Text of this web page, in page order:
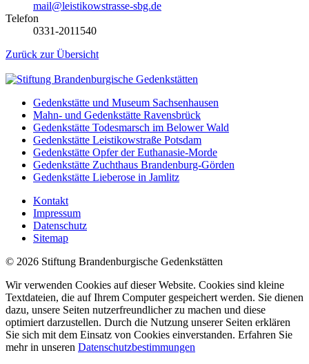
mail@leistikowstrasse-sbg.de
Telefon
0331-2011540
Zurück zur Übersicht
Gedenkstätte und Museum Sachsenhausen
Mahn- und Gedenkstätte Ravensbrück
Gedenkstätte Todesmarsch im Belower Wald
Gedenkstätte Leistikowstraße Potsdam
Gedenkstätte Opfer der Euthanasie-Morde
Gedenkstätte Zuchthaus Brandenburg-Görden
Gedenkstätte Lieberose in Jamlitz
Kontakt
Impressum
Datenschutz
Sitemap
© 2026 Stiftung Brandenburgische Gedenkstätten
Wir verwenden Cookies auf dieser Website. Cookies sind kleine
Textdateien, die auf Ihrem Computer gespeichert werden. Sie dienen
dazu, unsere Seiten nutzerfreundlicher zu machen und diese
optimiert darzustellen. Durch die Nutzung unserer Seiten erklären
Sie sich mit dem Einsatz von Cookies einverstanden. Erfahren Sie
mehr in unseren Datenschutzbestimmungen